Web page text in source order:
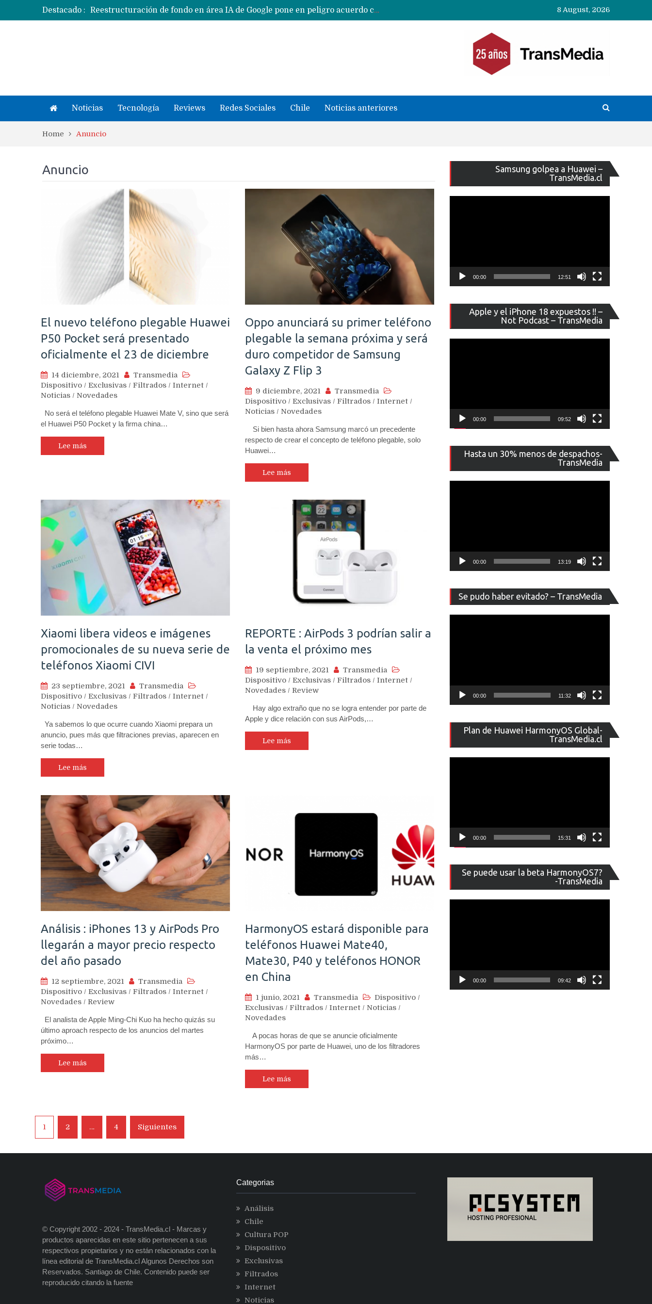
Destacado : 8 August, 2026
Noticias Tecnología Reviews Redes Sociales Chile Noticias anteriores
Home Anuncio
Anuncio
El nuevo teléfono plegable Huawei
P50 Pocket será presentado
oficialmente el 23 de diciembre
14 diciembre, 2021
Transmedia
Dispositivo / Exclusivas / Filtrados / Internet /
Noticias / Novedades
No será el teléfono plegable Huawei Mate V, sino que será
el Huawei P50 Pocket y la firma china…
Lee más
Oppo anunciará su primer teléfono
plegable la semana próxima y será
duro competidor de Samsung
Galaxy Z Flip 3
9 diciembre, 2021
Transmedia
Dispositivo / Exclusivas / Filtrados / Internet /
Noticias / Novedades
Si bien hasta ahora Samsung marcó un precedente
respecto de crear el concepto de teléfono plegable, solo
Huawei…
Lee más
Xiaomi libera videos e imágenes
promocionales de su nueva serie de
teléfonos Xiaomi CIVI
23 septiembre, 2021
Transmedia
Dispositivo / Exclusivas / Filtrados / Internet /
Noticias / Novedades
Ya sabemos lo que ocurre cuando Xiaomi prepara un
anuncio, pues más que filtraciones previas, aparecen en
serie todas…
Lee más
REPORTE : AirPods 3 podrían salir a
la venta el próximo mes
19 septiembre, 2021
Transmedia
Dispositivo / Exclusivas / Filtrados / Internet /
Novedades / Review
Hay algo extraño que no se logra entender por parte de
Apple y dice relación con sus AirPods,…
Lee más
Análisis : iPhones 13 y AirPods Pro
llegarán a mayor precio respecto
del año pasado
12 septiembre, 2021
Transmedia
Dispositivo / Exclusivas / Filtrados / Internet /
Novedades / Review
El analista de Apple Ming-Chi Kuo ha hecho quizás su
último aproach respecto de los anuncios del martes
próximo…
Lee más
HarmonyOS estará disponible para
teléfonos Huawei Mate40,
Mate30, P40 y teléfonos HONOR
en China
1 junio, 2021 Transmedia Dispositivo /
Exclusivas / Filtrados / Internet / Noticias /
Novedades
A pocas horas de que se anuncie oficialmente
HarmonyOS por parte de Huawei, uno de los filtradores
más…
Lee más
Navegación
de
entradas
1 2 … 4 Siguientes
Samsung golpea a Huawei –
TransMedia.cl
de
vídeo
00:00 12:51
Apple y el iPhone 18 expuestos !! –
Not Podcast – TransMedia
de
vídeo
00:00 09:52
Hasta un 30% menos de despachos-
TransMedia
de
vídeo
00:00 13:19
Se pudo haber evitado? – TransMedia
de
vídeo
00:00 11:32
Plan de Huawei HarmonyOS Global-
TransMedia.cl
de
vídeo
00:00 15:31
Se puede usar la beta HarmonyOS7?
-TransMedia
de
vídeo
00:00 09:42
© Copyright 2002 - 2024 - TransMedia.cl - Marcas y
productos aparecidas en este sitio pertenecen a sus
respectivos propietarios y no están relacionados con la
línea editorial de TransMedia.cl Algunos Derechos son
Reservados. Santiago de Chile. Contenido puede ser
reproducido citando la fuente
Categorias
Análisis
Chile
Cultura POP
Dispositivo
Exclusivas
Filtrados
Internet
Noticias